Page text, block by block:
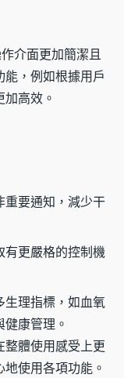
介面更加簡潔且
，例如根據用戶
高效。
重要通知，減少干
有更嚴格的控制機
生理指標，如血氧
康管理。
整體使用感受上更
使用各項功能。